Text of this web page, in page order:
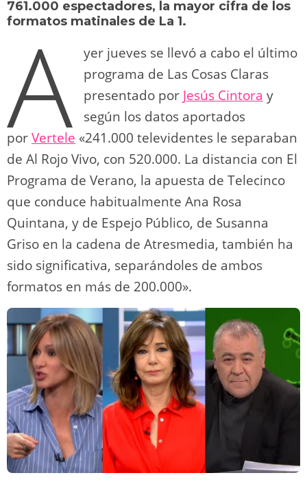
n
p o
k
k
761.000 espectadores, la mayor cifra de los
formatos matinales de La 1.
A
yer jueves se llevó a cabo el último
programa de Las Cosas Claras
presentado por Jesús Cintora y
según los datos aportados
porVertele «241.000 televidentes le separaban
de Al Rojo Vivo, con 520.000. La distancia con El
Programa de Verano, la apuesta de Telecinco
que conduce habitualmente Ana Rosa
Quintana, y de Espejo Público, de Susanna
Griso en la cadena de Atresmedia, también ha
sido significativa, separándoles de ambos
formatos en más de 200.000».